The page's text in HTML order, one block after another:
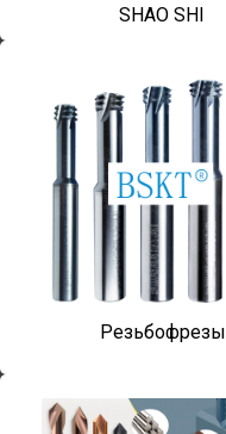
SHAO SHI
Резьбофрезы